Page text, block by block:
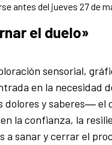
antes del jueves 27 de
el duelo»
sensorial,
en la necesidad
y saberes― el
la confianza, la
a sanar y cerrar el